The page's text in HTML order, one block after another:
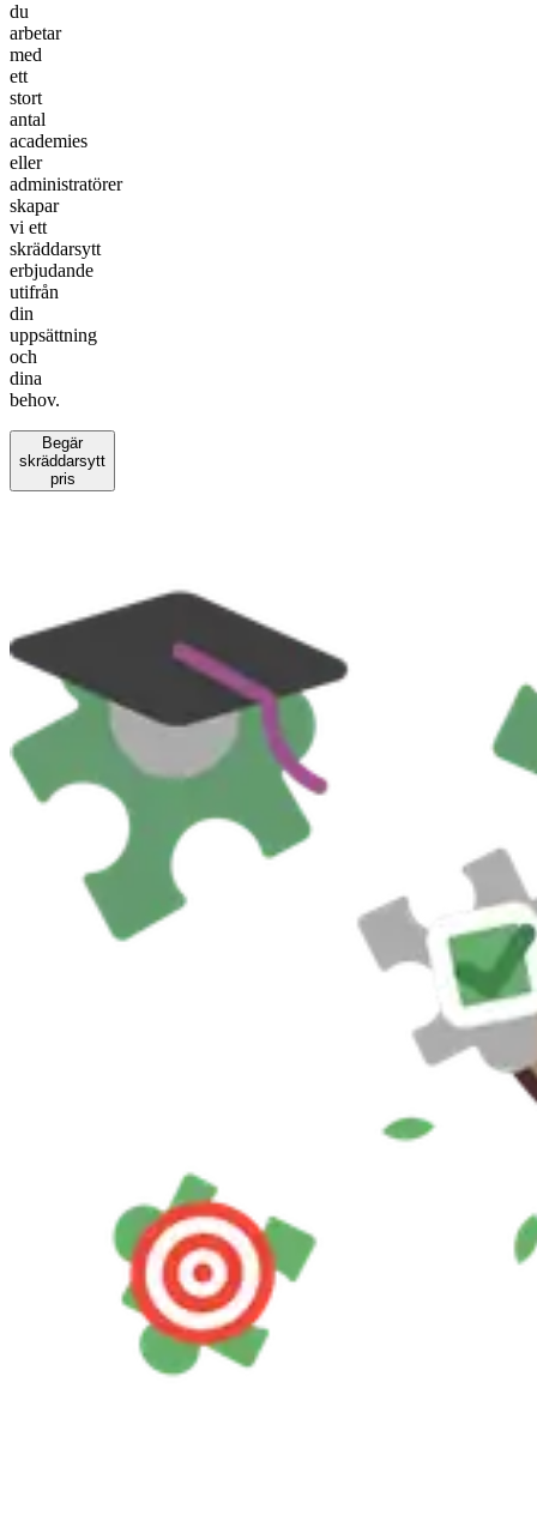
du
arbetar
med
ett
stort
antal
academies
eller
administratörer
skapar
vi ett
skräddarsytt
erbjudande
utifrån
din
uppsättning
och
dina
behov.
Begär
skräddarsytt
pris